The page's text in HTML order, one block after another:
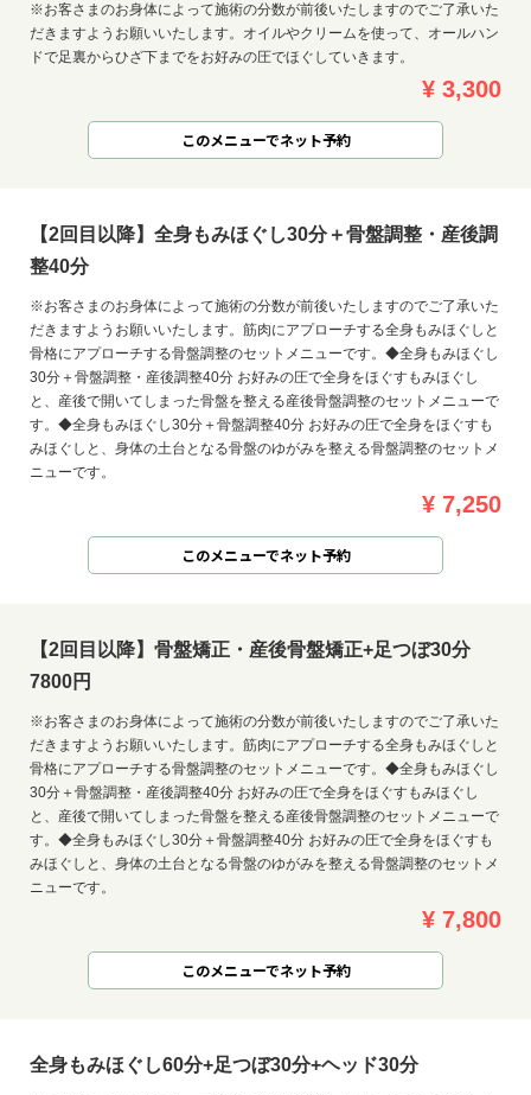
※お客さまのお身体によって施術の分数が前後いたしますのでご了承いた
だきますようお願いいたします。オイルやクリームを使って、オールハン
ドで足裏からひざ下までをお好みの圧でほぐしていきます。
¥ 3,300
このメニューでネット予約
【2回目以降】全身もみほぐし30分＋骨盤調整・産後調
整40分
※お客さまのお身体によって施術の分数が前後いたしますのでご了承いた
だきますようお願いいたします。筋肉にアプローチする全身もみほぐしと
骨格にアプローチする骨盤調整のセットメニューです。◆全身もみほぐし
30分＋骨盤調整・産後調整40分 お好みの圧で全身をほぐすもみほぐし
と、産後で開いてしまった骨盤を整える産後骨盤調整のセットメニューで
す。◆全身もみほぐし30分＋骨盤調整40分 お好みの圧で全身をほぐすも
みほぐしと、身体の土台となる骨盤のゆがみを整える骨盤調整のセットメ
ニューです。
¥ 7,250
このメニューでネット予約
【2回目以降】骨盤矯正・産後骨盤矯正+足つぼ30分
7800円
※お客さまのお身体によって施術の分数が前後いたしますのでご了承いた
だきますようお願いいたします。筋肉にアプローチする全身もみほぐしと
骨格にアプローチする骨盤調整のセットメニューです。◆全身もみほぐし
30分＋骨盤調整・産後調整40分 お好みの圧で全身をほぐすもみほぐし
と、産後で開いてしまった骨盤を整える産後骨盤調整のセットメニューで
す。◆全身もみほぐし30分＋骨盤調整40分 お好みの圧で全身をほぐすも
みほぐしと、身体の土台となる骨盤のゆがみを整える骨盤調整のセットメ
ニューです。
¥ 7,800
このメニューでネット予約
全身もみほぐし60分+足つぼ30分+ヘッド30分